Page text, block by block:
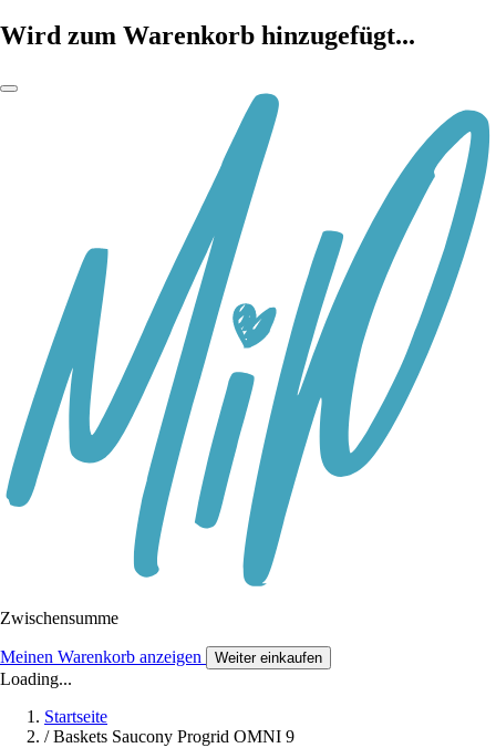
Wird zum Warenkorb hinzugefügt...
Zwischensumme
Meinen Warenkorb anzeigen Weiter einkaufen
Loading...
Startseite
/ Baskets Saucony Progrid OMNI 9